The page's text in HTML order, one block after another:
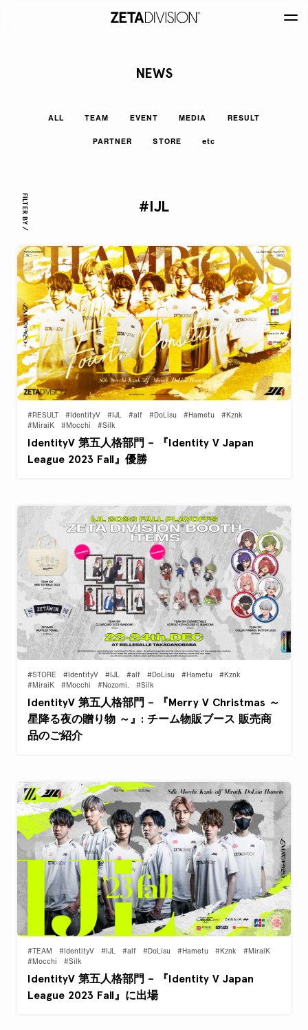
NEWS
ALL TEAM EVENT MEDIA RESULT
PARTNER STORE etc
FILTER BY / #IJL
#RESULT #IdentityV #IJL #alf #DoLisu #Hametu
#Kznk
#MiraiK
#Mocchi #Silk
IdentityV 第五人格部門 – 『Identity V Japan
League 2023 Fall』優勝
#STORE #IdentityV #IJL #alf #DoLisu #Hametu
#Kznk
#MiraiK
#Mocchi #Nozomi. #Silk
IdentityV 第五人格部門 – 『Merry V Christmas ～
星降る夜の贈り物 ～』: チーム物販ブース 販売商
品のご紹介
#TEAM #IdentityV #IJL #alf #DoLisu #Hametu #Kznk
#MiraiK
#Mocchi
#Silk
IdentityV 第五人格部門 – 『Identity V Japan
League 2023 Fall』に出場